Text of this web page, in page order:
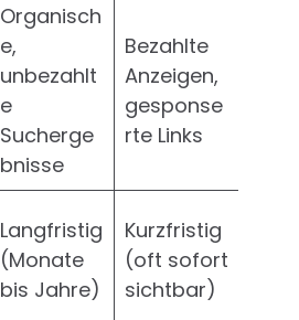
Organisch
e,
unbezahlt
e
Sucherge
bnisse
Bezahlte
Anzeigen,
gesponse
rte Links
Langfristig
(Monate
bis Jahre)
Kurzfristig
(oft sofort
sichtbar)